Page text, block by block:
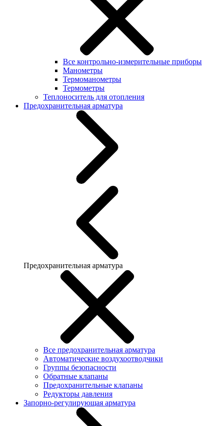
Все контрольно-измерительные приборы
Манометры
Термоманометры
Термометры
Теплоноситель для отопления
Предохранительная арматура
Предохранительная арматура
Все предохранительная арматура
Автоматические воздухоотводчики
Группы безопасности
Обратные клапаны
Предохранительные клапаны
Редукторы давления
Запорно-регулирующая арматура